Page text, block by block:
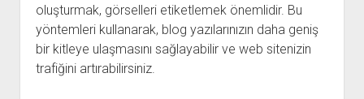
oluşturmak, görselleri etiketlemek önemlidir. Bu
yöntemleri kullanarak, blog yazılarınızın daha geniş
bir kitleye ulaşmasını sağlayabilir ve web sitenizin
trafiğini artırabilirsiniz.